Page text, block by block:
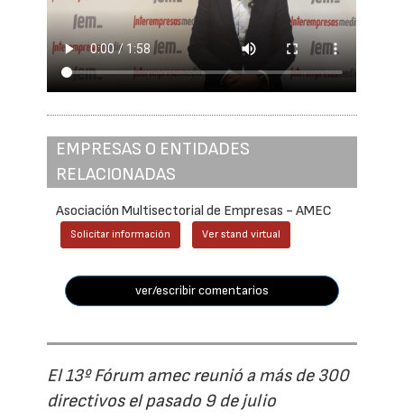
EMPRESAS O ENTIDADES
RELACIONADAS
Asociación Multisectorial de Empresas - AMEC
Solicitar información Ver stand virtual
ver/escribir comentarios
El 13º Fórum amec reunió a más de 300
directivos el pasado 9 de julio